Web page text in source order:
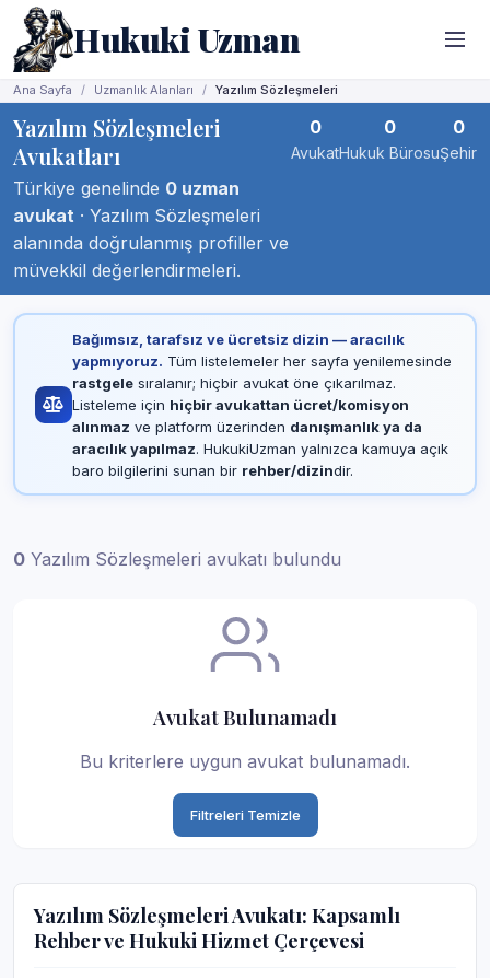
Hukuki Uzman
Ana Sayfa Uzmanlık Alanları Yazılım Sözleşmeleri
Yazılım Sözleşmeleri
Avukatları
Türkiye genelinde 0 uzman
avukat · Yazılım Sözleşmeleri
alanında doğrulanmış profiller ve
müvekkil değerlendirmeleri.
0
Avukat
0
Hukuk Bürosu
0
Şehir
Bağımsız, tarafsız ve ücretsiz dizin — aracılık
yapmıyoruz. Tüm listelemeler her sayfa yenilemesinde
rastgelesıralanır; hiçbir avukat öne çıkarılmaz.
Listeleme için hiçbir avukattan ücret/komisyon
alınmaz ve platform üzerinden danışmanlık ya da
aracılık yapılmaz. HukukiUzman yalnızca kamuya açık
baro bilgilerini sunan bir rehber/dizindir.
0 Yazılım Sözleşmeleri avukatı bulundu
Avukat Bulunamadı
Bu kriterlere uygun avukat bulunamadı.
Filtreleri Temizle
Yazılım Sözleşmeleri Avukatı: Kapsamlı
Rehber ve Hukuki Hizmet Çerçevesi